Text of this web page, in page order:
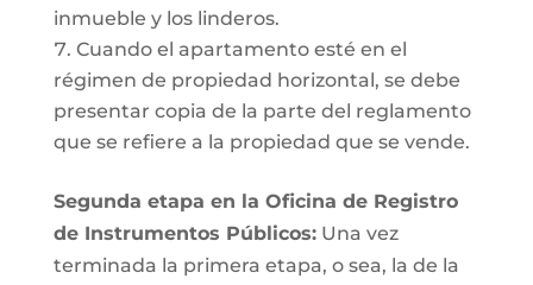
inmueble y los linderos.
Cuando el apartamento esté en el
régimen de propiedad horizontal, se debe
presentar copia de la parte del reglamento
que se refiere a la propiedad que se vende.
Segunda etapa en la Oficina de Registro
de Instrumentos Públicos:Una vez
terminada la primera etapa, o sea, la de la